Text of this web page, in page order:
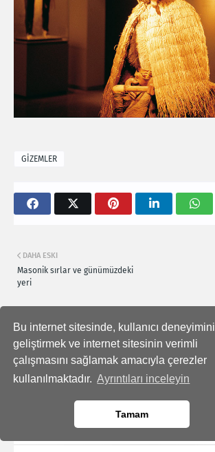
Bu internet sitesinde, kullanıcı deneyimini
geliştirmek ve internet sitesinin verimli
çalışmasını sağlamak amacıyla çerezler
kullanılmaktadır. Ayrıntıları inceleyin
Tamam
GİZEMLER
DAHA ESKI
Masonik sırlar ve günümüzdeki
yeri
GönderenBoz Karga